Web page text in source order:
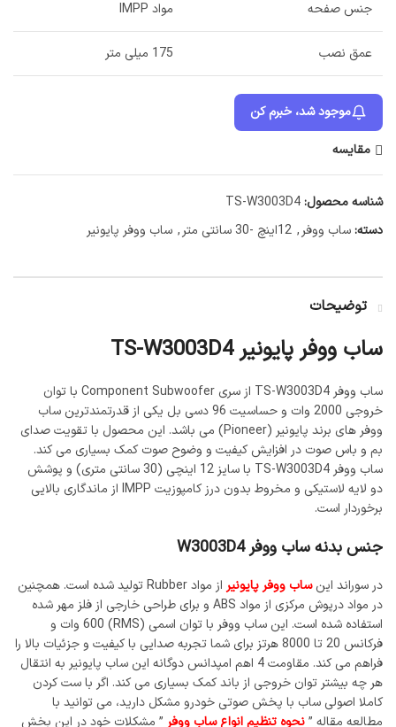
جنس صفحه مواد IMPP
عمق نصب 175 میلی متر
موجود شد، خبرم کن
مقایسه
شناسه محصول:TS-W3003D4
دسته:ساب ووفر, 12اینچ -30 سانتی متر , ساب ووفر پایونیر
توضیحات
ساب ووفر پایونیر TS-W3003D4
ساب ووفر TS-W3003D4 از سری Component Subwoofer با توان
خروجی 2000 وات و حساسیت 96 دسی بل یکی از قدرتمندترین ساب
ووفر های برند پایونیر (Pioneer) می باشد. این محصول با تقویت صدای
بم و باس صوت در افزایش کیفیت و وضوح صوت کمک بسیاری می کند.
ساب ووفر TS-W3003D4 با سایز 12 اینچی (30 سانتی متری) و پوشش
دو لایه لاستیکی و مخروط بدون درز کامپوزیت IMPP از ماندگاری بالایی
برخوردار است.
جنس بدنه ساب ووفر W3003D4
در سوراند اینساب ووفر پایونیر
از مواد Rubber تولید شده است. همچنین
در مواد درپوش مرکزی از مواد ABS و برای طراحی خارجی از فلز مهر شده
استفاده شده است. این ساب ووفر با توان اسمی (RMS) 600 وات و
فرکانس 20 تا 8000 هرتز برای شما تجربه صدایی با کیفیت و جزئیات بالا را
فراهم می کند. مقاومت 4 اهم امپدانس دوگانه این ساب پایونیر به انتقال
هر چه بیشتر توان خروجی از باند کمک بسیاری می کند. اگر با ست کردن
کاملا اصولی ساب با پخش صوتی خودرو مشکل دارید، می توانید با
مطالعه مقاله ”نحوه تنظیم انواع ساب ووفر ” مشکلات خود در این بخش